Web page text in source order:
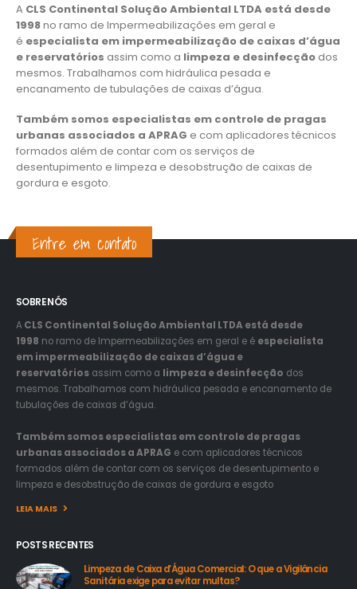
A CLS Continental Solução Ambiental LTDA está desde
1998no ramo de Impermeabilizações em geral e
é especialista em impermeabilização de caixas d’água
e reservatórios assim como a limpeza e desinfecção dos
mesmos. Trabalhamos com hidráulica pesada e
encanamento de tubulações de caixas d’água.
Também somos especialistas em controle de pragas
urbanas associados a APRAG e com aplicadores técnicos
formados além de contar com os serviços de
desentupimento e limpeza e desobstrução de caixas de
gordura e esgoto.
Entre em contato
SOBRE NÓS
ACLS Continental Solução Ambiental LTDA está desde
1998 no ramo de Impermeabilizações em geral e é especialista
em impermeabilização de caixas d’água e
reservatórios assim como a limpeza e desinfecção dos
mesmos. Trabalhamos com hidráulica pesada e encanamento de
tubulações de caixas d’água.
Também somos especialistas em controle de pragas
urbanas associados a APRAG e com aplicadores técnicos
formados além de contar com os serviços de desentupimento e
limpeza e desobstrução de caixas de gordura e esgoto
LEIA MAIS
POSTS RECENTES
Limpeza de Caixa d’Água Comercial: O que a Vigilância
Sanitária exige para evitar multas?